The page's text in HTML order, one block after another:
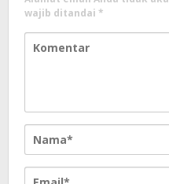
wajib ditandai *